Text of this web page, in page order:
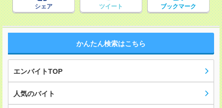
シェア ツイート ブックマーク
かんたん検索はこちら
エンバイトTOP
人気のバイト